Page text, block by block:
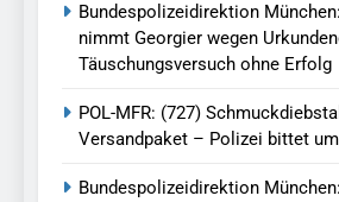
Bundespolizeidirektion
nimmt Georgier wegen
Täuschungsversuch ohne Erfolg
POL-MFR: (727)
Versandpaket – Polizei bittet
Bundespolizeidirektion